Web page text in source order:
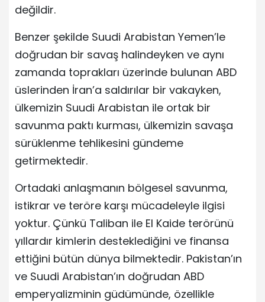
değildir.
Benzer şekilde Suudi Arabistan Yemen’le
doğrudan bir savaş halindeyken ve aynı
zamanda toprakları üzerinde bulunan ABD
üslerinden İran’a saldırılar bir vakayken,
ülkemizin Suudi Arabistan ile ortak bir
savunma paktı kurması, ülkemizin savaşa
sürüklenme tehlikesini gündeme
getirmektedir.
Ortadaki anlaşmanın bölgesel savunma,
istikrar ve teröre karşı mücadeleyle ilgisi
yoktur. Çünkü Taliban ile El Kaide terörünü
yıllardır kimlerin desteklediğini ve finansa
ettiğini bütün dünya bilmektedir. Pakistan’ın
ve Suudi Arabistan’ın doğrudan ABD
emperyalizminin güdümünde, özellikle